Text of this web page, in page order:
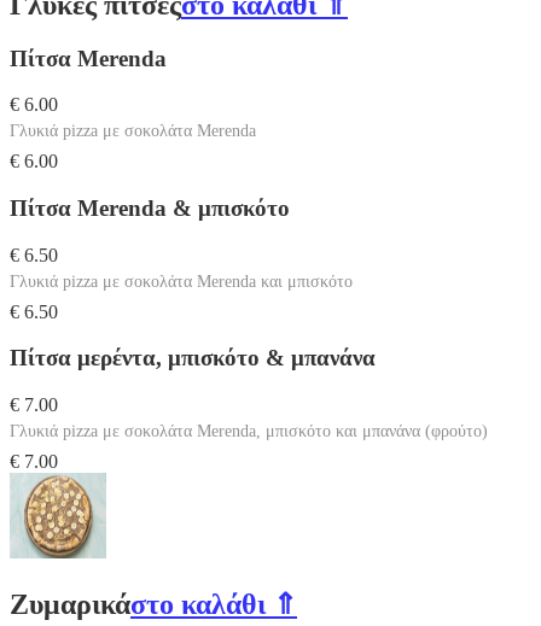
Πίτσα Μerenda
€ 6.00
Γλυκιά pizza με σοκολάτα Μerenda
€ 6.00
Πίτσα Μerenda & μπισκότο
€ 6.50
Γλυκιά pizza με σοκολάτα Μerenda και μπισκότο
€ 6.50
Πίτσα μερέντα, μπισκότο & μπανάνα
€ 7.00
Γλυκιά pizza με σοκολάτα Μerenda, μπισκότο και μπανάνα (φρούτο)
€ 7.00
Ζυμαρικάστο καλάθι ⇑